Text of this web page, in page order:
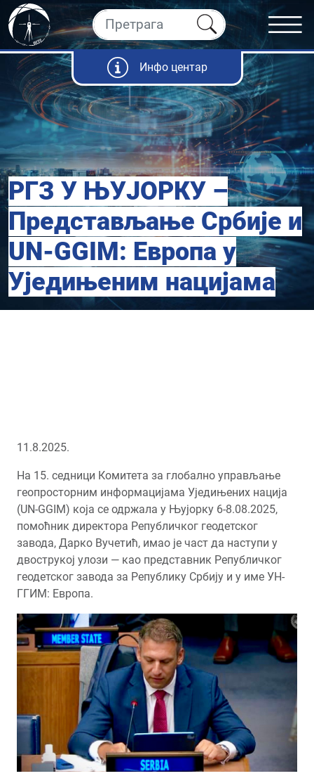
Инфо центар
РГЗ У ЊУЈОРКУ –
Представљање Србије и
UN-GGIM: Европа у
Уједињеним нацијама
11.8.2025.
На 15. седници Комитета за глобално управљање
геопросторним информацијама Уједињених нација
(UN-GGIM) која се одржала у Њујорку 6-8.08.2025,
помоћник директора Републичког геодетског
завода, Дарко Вучетић, имао је част да наступи у
двострукој улози — као представник Републичког
геодетског завода за Републику Србију и у име УН-
ГГИМ: Европа.